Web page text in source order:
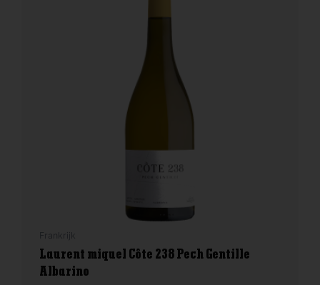
Laurent miquel Côte 238 Pech Gentille
Albarino